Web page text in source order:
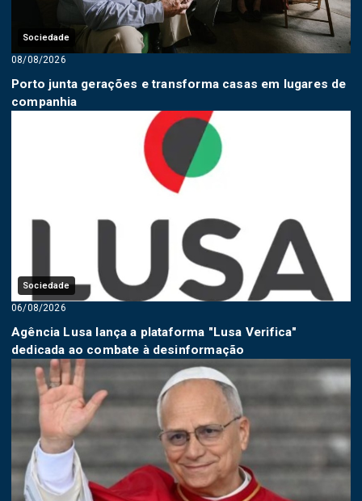
Sociedade
08/08/2026
Porto junta gerações e transforma casas em lugares de
companhia
Sociedade
06/08/2026
Agência Lusa lança a plataforma "Lusa Verifica"
dedicada ao combate à desinformação